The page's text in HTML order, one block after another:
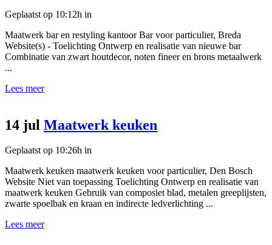
Geplaatst op 10:12h in
Maatwerk bar en restyling kantoor Bar voor particulier, Breda
Website(s) - Toelichting Ontwerp en realisatie van nieuwe bar
Combinatie van zwart houtdecor, noten fineer en brons metaalwerk
...
Lees meer
14 jul Maatwerk keuken
Geplaatst op 10:26h in
Maatwerk keuken maatwerk keuken voor particulier, Den Bosch
Website Niet van toepassing Toelichting Ontwerp en realisatie van
maatwerk keuken Gebruik van composiet blad, metalen greeplijsten,
zwarte spoelbak en kraan en indirecte ledverlichting ...
Lees meer